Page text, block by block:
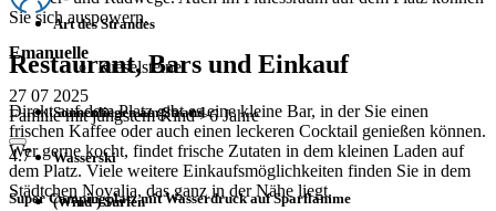
Sie sich auspowern.
Restaurant, Bars und Einkauf
Direkt auf dem Platz gibt es eine kleine Bar, in der Sie einen
frischen Kaffee oder auch einen leckeren Cocktail genießen können.
Wer gerne kocht, findet frische Zutaten in dem kleinen Laden auf
dem Platz. Viele weitere Einkaufsmöglichkeiten finden Sie in dem
Städtchen Novalja, das ganz in der Nähe liegt.
Art des Strandes
Kieselsteine
Sonnenliegen am Strand
Wasserski
(Wind-) Surfen
Emanuelle
27 07 2025
Familie mit jüngstem Kind >6 Jahre
4.7
Super Campingplatz mit Wasserdruck auf Sparflamme